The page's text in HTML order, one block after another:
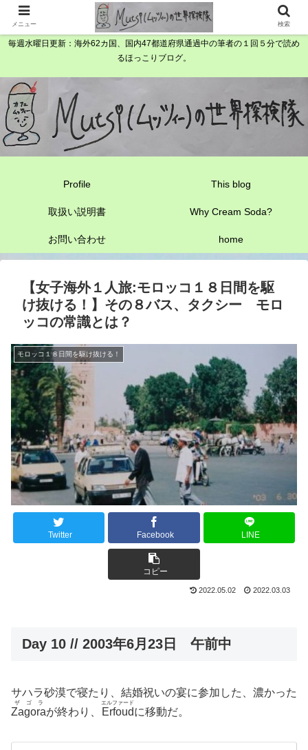
毎週水曜日更新：海外62カ国、国内47都道府県通過中の筆者の１回５分で読め
るほっこりブログ。
Profile This blog
取扱い説明書 Why Cream Soda?
お問い合わせ home
【女子海外１人旅:モロッコ１８日間を駆
け抜ける！】その８バス、タクシー モロ
ッコの常識とは？
モロッコ１８日間を駆け抜ける！
Twitter Facebook LINE
コピー
2022.05.02 2022.03.03
Day 10 // 2003年6月23日 午前中
サハラ砂漠で寝たり、結婚祝いの宴に参加した、濃かった
Zagora
ザゴラ
が終わり、 Erfoud
エルファード
に移動だ。
メニュー 検索